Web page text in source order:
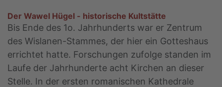
Der Wawel Hügel - historische Kultstätte
Bis Ende des 1o. Jahrhunderts war er Zentrum
des Wislanen-Stammes, der hier ein Gotteshaus
errichtet hatte. Forschungen zufolge standen im
Laufe der Jahrhunderte acht Kirchen an dieser
Stelle. In der ersten romanischen Kathedrale